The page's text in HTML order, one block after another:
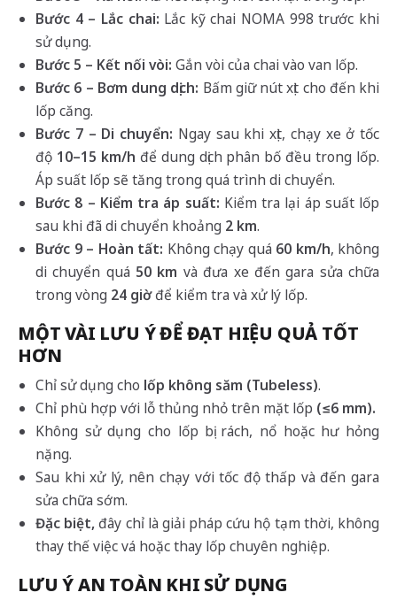
Bước 4 – Lắc chai: Lắc kỹ chai NOMA 998 trước khi
sử dụng.
Bước 5 – Kết nối vòi: Gắn vòi của chai vào van lốp.
Bước 6 – Bơm dung dịch: Bấm giữ nút xịt cho đến khi
lốp căng.
Bước 7 – Di chuyển: Ngay sau khi xịt, chạy xe ở tốc
độ 10–15 km/h để dung dịch phân bố đều trong lốp.
Áp suất lốp sẽ tăng trong quá trình di chuyển.
Bước 8 – Kiểm tra áp suất: Kiểm tra lại áp suất lốp
sau khi đã di chuyển khoảng 2 km.
Bước 9 – Hoàn tất: Không chạy quá 60 km/h, không
di chuyển quá 50 km và đưa xe đến gara sửa chữa
trong vòng 24 giờđể kiểm tra và xử lý lốp.
MỘT VÀI LƯU Ý ĐỂ ĐẠT HIỆU QUẢ TỐT
HƠN
Chỉ sử dụng cho lốp không săm (Tubeless).
Chỉ phù hợp với lỗ thủng nhỏ trên mặt lốp (≤6 mm).
Không sử dụng cho lốp bị rách, nổ hoặc hư hỏng
nặng.
Sau khi xử lý, nên chạy với tốc độ thấp và đến gara
sửa chữa sớm.
Đặc biệt, đây chỉ là giải pháp cứu hộ tạm thời, không
thay thế việc vá hoặc thay lốp chuyên nghiệp.
LƯU Ý AN TOÀN KHI SỬ DỤNG